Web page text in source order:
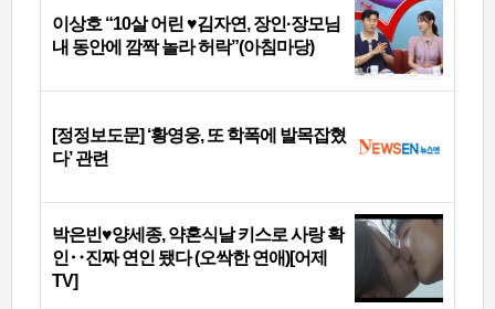
이상호 “10살 어린 ♥김자연, 장인·장모님
내 동안에 깜짝 놀라 허락”(아침마당)
[정정보도문] ‘황영웅, 또 학폭에 발목잡혔
다’ 관련
박은빈♥양세종, 약혼식날 키스로 사랑 확
인‥진짜 연인 됐다 (오싹한 연애)[어제
TV]